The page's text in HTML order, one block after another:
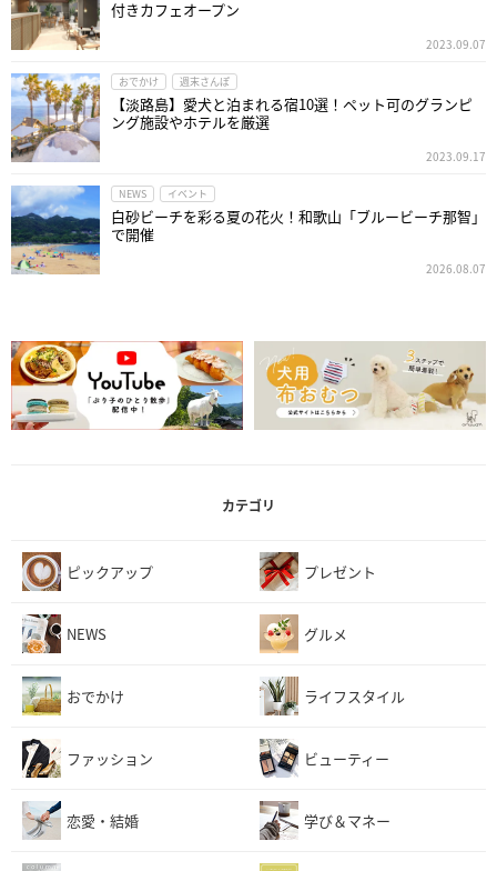
付きカフェオープン
2023.09.07
おでかけ 週末さんぽ
【淡路島】愛犬と泊まれる宿10選！ペット可のグランピ
ング施設やホテルを厳選
2023.09.17
NEWS イベント
白砂ビーチを彩る夏の花火！和歌山「ブルービーチ那智」
で開催
2026.08.07
カテゴリ
ピックアップ プレゼント
NEWS グルメ
おでかけ ライフスタイル
ファッション ビューティー
恋愛・結婚 学び＆マネー